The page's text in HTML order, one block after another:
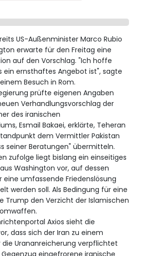
US-Außenminister Marco Rubio
erwarte für den Freitag eine
auf den Vorschlag. "Ich hoffe
ein ernsthaftes Angebot ist", sagte
Besuch in Rom.
prüfte eigenen Angaben
Verhandlungsvorschlag der
des iranischen
Esmail Bakaei, erklärte, Teheran
dem Vermittler Pakistan
seiner Beratungen" übermitteln.
zufolge liegt bislang ein einseitiges
Washington vor, auf dessen
eine umfassende Friedenslösung
werden soll. Als Bedingung für eine
Trump den Verzicht der Islamischen
Axios sieht die
dass sich der Iran zu einem
Urananreicherung verpflichtet
Gegenzug eingefrorene iranische